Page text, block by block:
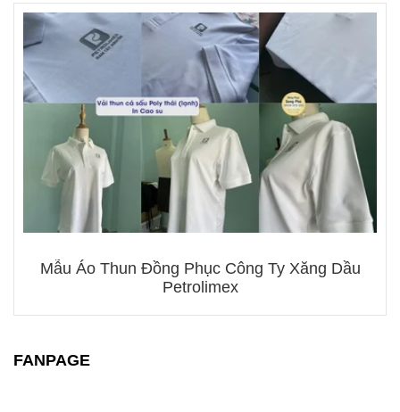
Mẫu Áo Thun Đồng Phục Công Ty Xăng Dầu
Petrolimex
FANPAGE